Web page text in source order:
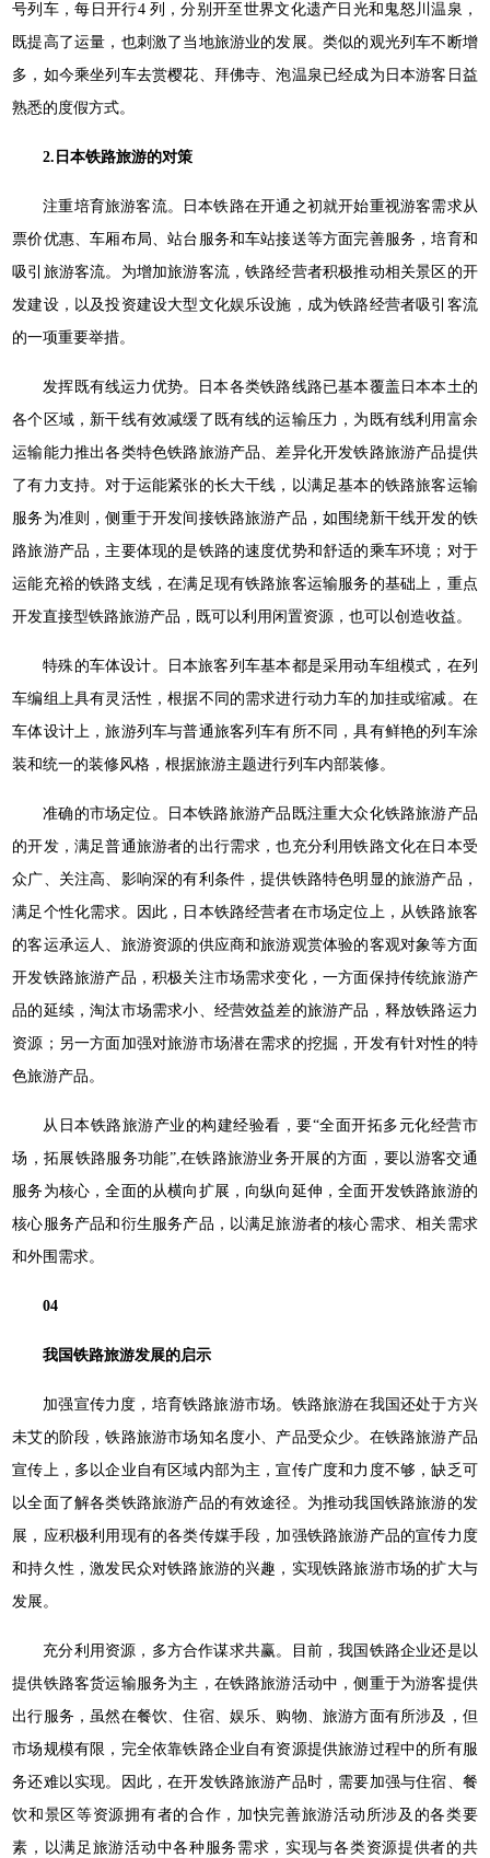
号列车，每日开行4 列，分别开至世界文化遗产日光和鬼怒川温泉，
既提高了运量，也刺激了当地旅游业的发展。类似的观光列车不断增
多，如今乘坐列车去赏樱花、拜佛寺、泡温泉已经成为日本游客日益
熟悉的度假方式。
2.日本铁路旅游的对策
注重培育旅游客流。日本铁路在开通之初就开始重视游客需求从
票价优惠、车厢布局、站台服务和车站接送等方面完善服务，培育和
吸引旅游客流。为增加旅游客流，铁路经营者积极推动相关景区的开
发建设，以及投资建设大型文化娱乐设施，成为铁路经营者吸引客流
的一项重要举措。
发挥既有线运力优势。日本各类铁路线路已基本覆盖日本本土的
各个区域，新干线有效减缓了既有线的运输压力，为既有线利用富余
运输能力推出各类特色铁路旅游产品、差异化开发铁路旅游产品提供
了有力支持。对于运能紧张的长大干线，以满足基本的铁路旅客运输
服务为准则，侧重于开发间接铁路旅游产品，如围绕新干线开发的铁
路旅游产品，主要体现的是铁路的速度优势和舒适的乘车环境；对于
运能充裕的铁路支线，在满足现有铁路旅客运输服务的基础上，重点
开发直接型铁路旅游产品，既可以利用闲置资源，也可以创造收益。
特殊的车体设计。日本旅客列车基本都是采用动车组模式，在列
车编组上具有灵活性，根据不同的需求进行动力车的加挂或缩减。在
车体设计上，旅游列车与普通旅客列车有所不同，具有鲜艳的列车涂
装和统一的装修风格，根据旅游主题进行列车内部装修。
准确的市场定位。日本铁路旅游产品既注重大众化铁路旅游产品
的开发，满足普通旅游者的出行需求，也充分利用铁路文化在日本受
众广、关注高、影响深的有利条件，提供铁路特色明显的旅游产品，
满足个性化需求。因此，日本铁路经营者在市场定位上，从铁路旅客
的客运承运人、旅游资源的供应商和旅游观赏体验的客观对象等方面
开发铁路旅游产品，积极关注市场需求变化，一方面保持传统旅游产
品的延续，淘汰市场需求小、经营效益差的旅游产品，释放铁路运力
资源；另一方面加强对旅游市场潜在需求的挖掘，开发有针对性的特
色旅游产品。
从日本铁路旅游产业的构建经验看，要“全面开拓多元化经营市
场，拓展铁路服务功能”,在铁路旅游业务开展的方面，要以游客交通
服务为核心，全面的从横向扩展，向纵向延伸，全面开发铁路旅游的
核心服务产品和衍生服务产品，以满足旅游者的核心需求、相关需求
和外围需求。
04
我国铁路旅游发展的启示
加强宣传力度，培育铁路旅游市场。铁路旅游在我国还处于方兴
未艾的阶段，铁路旅游市场知名度小、产品受众少。在铁路旅游产品
宣传上，多以企业自有区域内部为主，宣传广度和力度不够，缺乏可
以全面了解各类铁路旅游产品的有效途径。为推动我国铁路旅游的发
展，应积极利用现有的各类传媒手段，加强铁路旅游产品的宣传力度
和持久性，激发民众对铁路旅游的兴趣，实现铁路旅游市场的扩大与
发展。
充分利用资源，多方合作谋求共赢。目前，我国铁路企业还是以
提供铁路客货运输服务为主，在铁路旅游活动中，侧重于为游客提供
出行服务，虽然在餐饮、住宿、娱乐、购物、旅游方面有所涉及，但
市场规模有限，完全依靠铁路企业自有资源提供旅游过程中的所有服
务还难以实现。因此，在开发铁路旅游产品时，需要加强与住宿、餐
饮和景区等资源拥有者的合作，加快完善旅游活动所涉及的各类要
素，以满足旅游活动中各种服务需求，实现与各类资源提供者的共